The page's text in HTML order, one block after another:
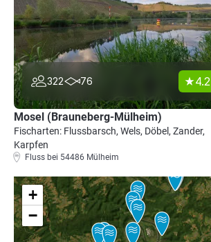
322 76 4.2
Mosel (Brauneberg-Mülheim)
Fischarten: Flussbarsch, Wels, Döbel, Zander,
Karpfen
Fluss bei 54486 Mülheim
+
−